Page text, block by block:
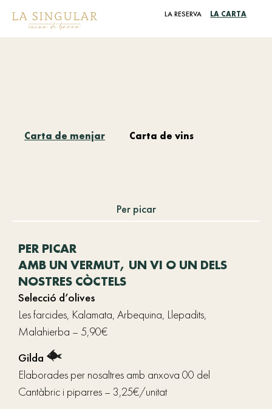
LA RESERVA LA CARTA
Carta de menjar Carta de vins
Per picar
PER PICAR
AMB UN VERMUT, UN VI O UN DELS
NOSTRES CÒCTELS
Selecció d’olives
Les farcides, Kalamata, Arbequina, Llepadits,
Malahierba – 5,90€
Gilda
Elaborades per nosaltres amb anxova 00 del
Cantàbric i piparres – 3,25€/unitat